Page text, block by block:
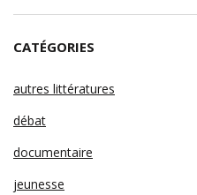
CATÉGORIES
autres littératures
débat
documentaire
jeunesse